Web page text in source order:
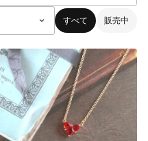
すべて 販売中